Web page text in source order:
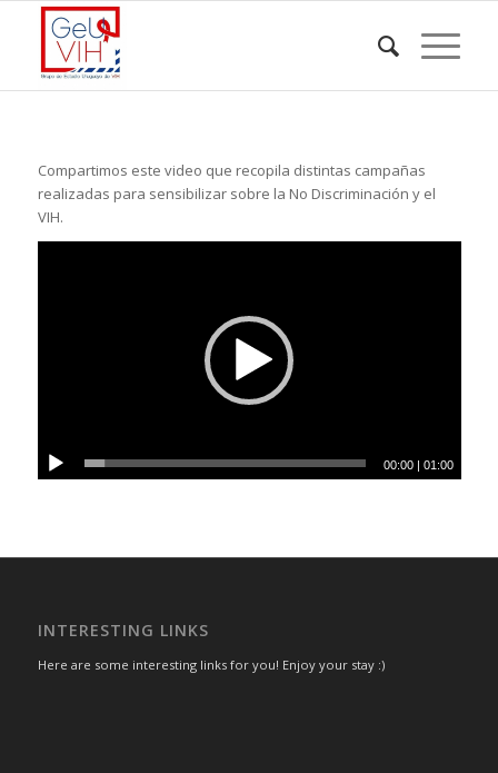
Compartimos este video que recopila distintas campañas
realizadas para sensibilizar sobre la No Discriminación y el
VIH.
00:00 |01:00
INTERESTING LINKS
Here are some interesting links for you! Enjoy your stay :)